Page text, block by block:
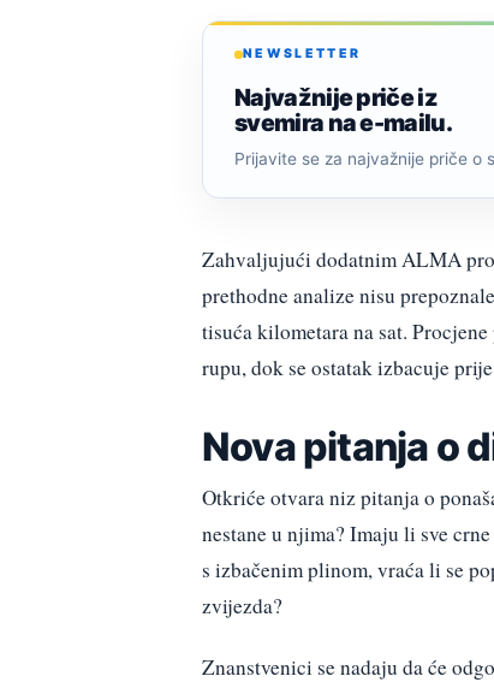
NEWSLETTER
Najvažnije priče iz
svemira na e-mailu.
Prijavite se za najvažnije priče o
Zahvaljujući dodatnim ALMA
prethodne analize nisu
tisuća kilometara na sat.
rupu, dok se ostatak izbacuje
Nova pitanja o
Otkriće otvara niz pitanja o
nestane u njima? Imaju li sve
s izbačenim plinom, vraća li se
zvijezda?
Znanstvenici se nadaju da će